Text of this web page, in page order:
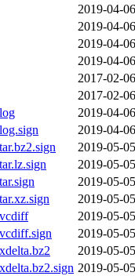
2019-04-
2019-04-
2019-04-
2019-04-
2017-02-
2017-02-
2019-04-
2019-04-
2019-05-
2019-05-
2019-05-
2019-05-
2019-05-
2019-05-
2019-05-
2019-05-